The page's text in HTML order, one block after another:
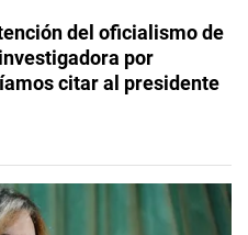
del oficialismo de
por
citar al presidente